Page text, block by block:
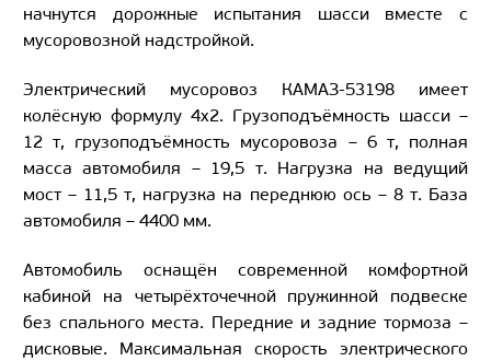
начнутся дорожные испытания шасси вместе с
мусоровозной надстройкой.
Электрический мусоровоз КАМАЗ-53198 имеет
колёсную формулу 4х2. Грузоподъёмность шасси –
12 т, грузоподъёмность мусоровоза – 6 т, полная
масса автомобиля – 19,5 т. Нагрузка на ведущий
мост – 11,5 т, нагрузка на переднюю ось – 8 т. База
автомобиля – 4400 мм.
Автомобиль оснащён современной комфортной
кабиной на четырёхточечной пружинной подвеске
без спального места. Передние и задние тормоза –
дисковые. Максимальная скорость электрического